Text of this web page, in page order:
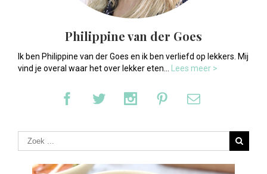
Philippine van der Goes
Ik ben Philippine van der Goes en ik ben verliefd op lekkers. Mij
vind je overal waar het over lekker eten... Lees meer >